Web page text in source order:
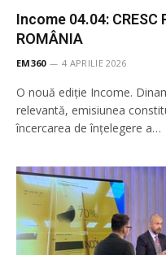
Income 04.04: CRESC
ROMÂNIA
EM360 4 APRILIE 2026
O nouă ediție Income.
relevantă, emisiunea
încercarea de înţelegere a…